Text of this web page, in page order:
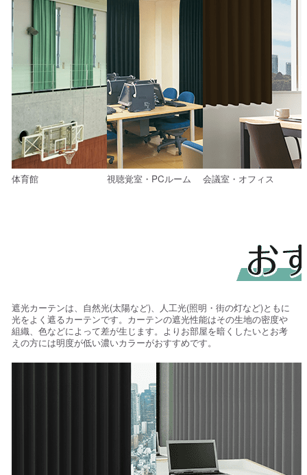
体育館 視聴覚室・PCルーム 会議室・オフィス
遮光カーテンは、自然光(太陽など)、人工光(照明・街の灯など)ともに
光をよく遮るカーテンです。カーテンの遮光性能はその生地の密度や
組織、色などによって差が生じます。よりお部屋を暗くしたいとお考
えの方には明度が低い濃いカラーがおすすめです。